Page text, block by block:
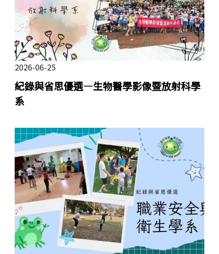
2026-06-25
紀錄與省思優選—生物醫學影像暨放射科學
系